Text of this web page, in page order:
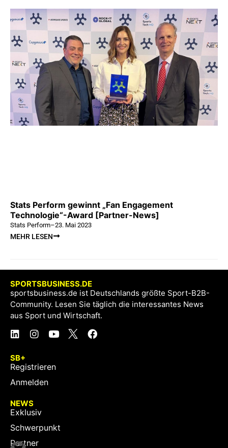
Stats Perform gewinnt „Fan Engagement
Technologie“-Award [Partner-News]
Stats Perform–23. Mai 2023
MEHR LESEN
SPORTSBUSINESS.DE
sportsbusiness.de ist Deutschlands größte Sport-B2B-
Community. Lesen Sie täglich die interessantes News
aus Sport und Wirtschaft.
SB+
Registrieren
Anmelden
NEWS
Exklusiv
Schwerpunkt
Partner